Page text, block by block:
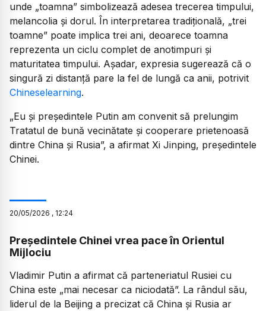
unde „toamna” simbolizează adesea trecerea timpului,
melancolia și dorul. În interpretarea tradițională, „trei
toamne” poate implica trei ani, deoarece toamna
reprezenta un ciclu complet de anotimpuri și
maturitatea timpului. Așadar, expresia sugerează că o
singură zi distanță pare la fel de lungă ca anii, potrivit
Chineselearning.
„Eu și președintele Putin am convenit să prelungim
Tratatul de bună vecinătate și cooperare prietenoasă
dintre China și Rusia”, a afirmat Xi Jinping, președintele
Chinei.
20/05/2026 , 12:24
Președintele Chinei vrea pace în Orientul
Mijlociu
Vladimir Putin a afirmat că parteneriatul Rusiei cu
China este „mai necesar ca niciodată”. La rândul său,
liderul de la Beijing a precizat că China și Rusia ar